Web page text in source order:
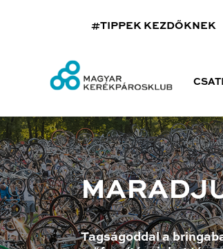
#TIPPEK KEZDŐKNEK
Tagságoddal a